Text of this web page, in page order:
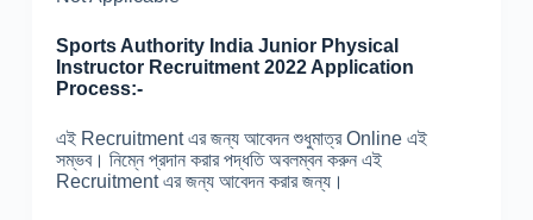
Sports Authority India Junior Physical
Instructor Recruitment 2022 Application
Process:-
এই Recruitment এর জন্য আবেদন শুধুমাত্র Online এই
সম্ভব। নিম্নে প্রদান করার পদ্ধতি অবলম্বন করুন এই
Recruitment এর জন্য আবেদন করার জন্য।